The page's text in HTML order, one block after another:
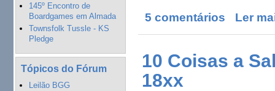
145º Encontro de
Boardgames em Almada
Townsfolk Tussle - KS
Pledge
Tópicos do Fórum
Leilão BGG
5 comentários Ler
10 Coisas a
18xx